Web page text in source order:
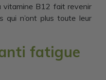
vitamine B12 fait revenir
qui n’ont plus toute leur
fatigue